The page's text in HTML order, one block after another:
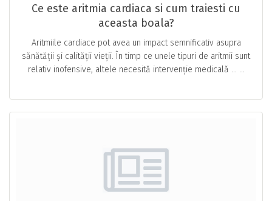
Ce este aritmia cardiaca si cum traiesti cu
aceasta boala?
Aritmiile cardiace pot avea un impact semnificativ asupra
sănătății și calității vieții. În timp ce unele tipuri de aritmii sunt
relativ inofensive, altele necesită intervenție medicală … ...